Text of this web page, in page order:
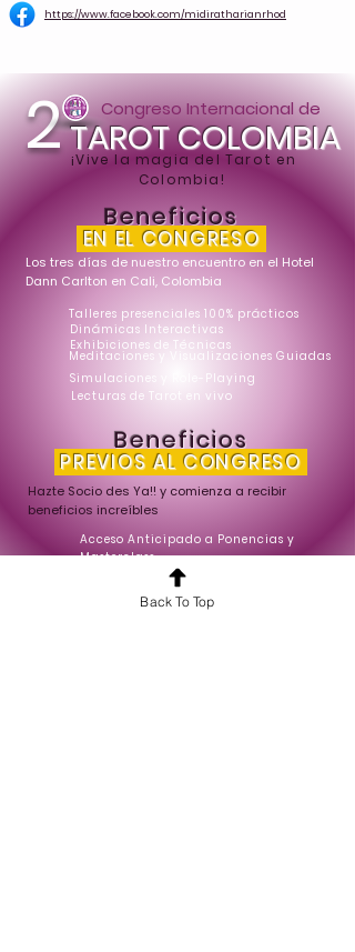
https://www.facebook.com/midiratharianrhod
2 ¡Vive la magia del Tarot en
Colombia!
TAROT COLOMBIA
Congreso Internacional de
Beneficios
EN EL CONGRESO
Los tres días de nuestro encuentro en el Hotel
Dann Carlton en Cali, Colombia
Talleres presenciales 100% prácticos
Dinámicas Interactivas
Exhibiciones de Técnicas
Simulaciones y Role-Playing
Lecturas de Tarot en vivo
Meditaciones y Visualizaciones Guiadas
Beneficios
PREVIOS AL CONGRESO
Hazte Socio des Ya!! y comienza a recibir
beneficios increíbles
Acceso Anticipado a Ponencias y
Masterclass
Interacción Directa con Expertos
Exposiciones Mazos de Tarot, libros y afines
Charlas, tertulias
Back To Top